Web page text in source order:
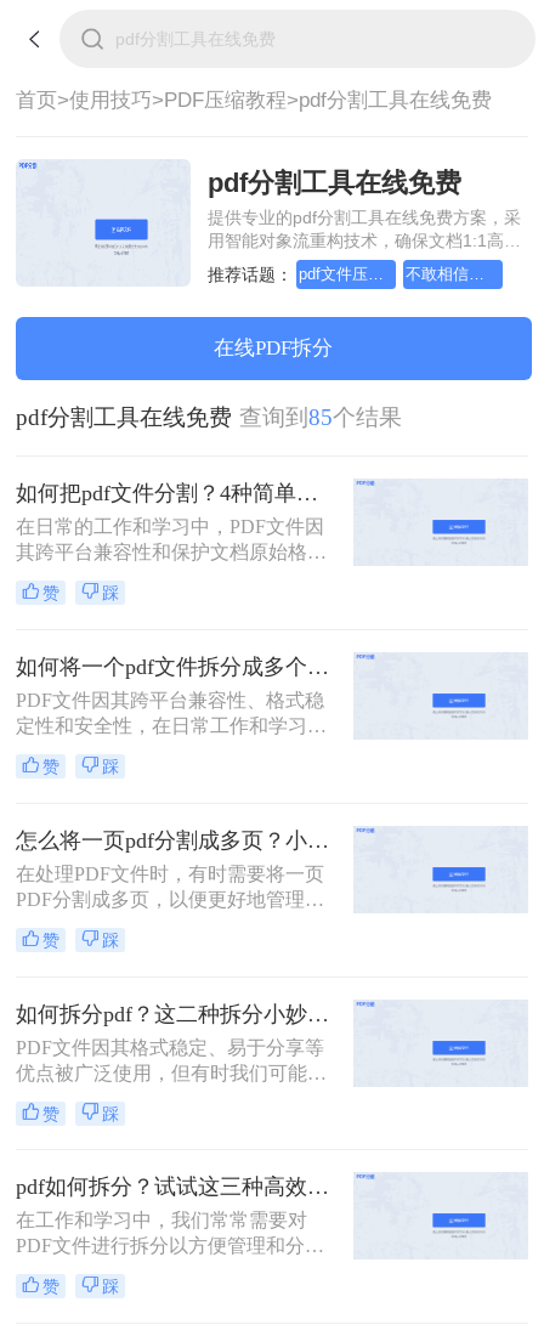
首页>使用技巧>PDF压缩教程>pdf分割工具在线免费
pdf分割工具在线免费
提供专业的pdf分割工具在线免费方案，采
用智能对象流重构技术，确保文档1:1高保
真还原且排版不乱码。支持一键批量处
理，全链路 SSL 加密保障隐私安全。助您
装，高效办公。
推荐话题： pdf文件压缩工具，简单高效的压缩方法 不敢相信还有如此简单的压缩pdf文件方法
在线PDF拆分
pdf分割工具在线免费 查询到85个结果
如何把pdf文件分割？4种简单方法分享~
在日常的工作和学习中，PDF文件因
其跨平台兼容性和保护文档原始格式
的特性而被广泛使用。然而，有时候
为了便于查阅、管理和分享，我们可
多个较小的文件。那么如何把pdf文件
分割呢？以下是四种常用的PDF文件
分割方法，每种方法都有其独特的优
势和适用场景。
赞 踩
如何将一个pdf文件拆分成多个？教你2招拆分pdf！
PDF文件因其跨平台兼容性、格式稳
定性和安全性，在日常工作和学习中
扮演着重要角色。然而，有时我们需
要将一个PDF文件拆分成多个文件，
两种常用的PDF拆分方法，帮助您轻
松实现PDF文件的拆分。
赞 踩
怎么将一页pdf分割成多页？小编给你分享这三种方法！
在处理PDF文件时，有时需要将一页
PDF分割成多页，以便更好地管理和
使用。那么怎么将一页pdf分割成多页
呢？本文将介绍三种实用的方法，帮
赞 踩
如何拆分pdf？这二种拆分小妙招了解下！
PDF文件因其格式稳定、易于分享等
优点被广泛使用，但有时我们可能需
要将一个大的PDF文档拆分成多个小
部分，以便于阅读、编辑或共享。那
单实用的PDF拆分方法。
赞 踩
pdf如何拆分？试试这三种高效靠谱拆分方法!
在工作和学习中，我们常常需要对
PDF文件进行拆分以方便管理和分
享。无论是为了减少文件大小以便于
传输，还是为了提取特定页面用于报
赞 踩